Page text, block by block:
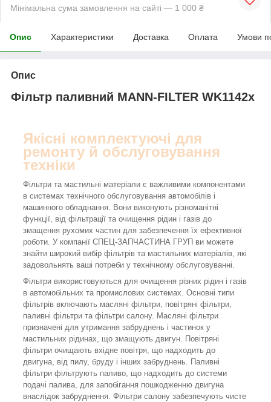
Мінімальна сума замовлення на сайті — 1 000 ₴
Опис Характеристики Доставка Оплата Умови
Опис
Фільтр паливний MANN-FILTER WK1142x
Якісні комплектуючі для
ремонту й обслуговування
техніки
Фільтри та мастильні матеріали є важливими компонентами
в системах технічного обслуговування автомобілів і
машинного обладнання. Вони виконують різноманітні
функції, від фільтрації та очищення рідин і газів до
змащення рухомих частин для забезпечення їх ефективної
роботи. У компанії СПЕЦ-ЗАПЧАСТИНА ГРУП ви можете
знайти широкий вибір фільтрів та мастильних матеріалів, які
задовольнять ваші потреби у технічному обслуговуванні.
Фільтри використовуються для очищення різних рідин і газів
в автомобільних та промислових системах. Основні типи
фільтрів включають масляні фільтри, повітряні фільтри,
паливні фільтри та фільтри салону. Масляні фільтри
призначені для утримання забруднень і частинок у
мастильних рідинах, що змащують двигун. Повітряні
фільтри очищають вхідне повітря, що надходить до
двигуна, від пилу, бруду і інших забруднень. Паливні
фільтри фільтрують паливо, що надходить до системи
подачі палива, для запобігання пошкодженню двигуна
внаслідок забруднення. Фільтри салону забезпечують чисте